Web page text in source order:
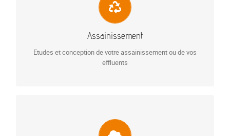
Assainissement
Etudes et conception de votre assainissement ou de vos
effluents
Assainissement non collectif (ANC)
ANC regroupé
Assainissement petit collectif
Effluents agricoles ou industriels
En savoir plus…
Récupération d’eau de pluie